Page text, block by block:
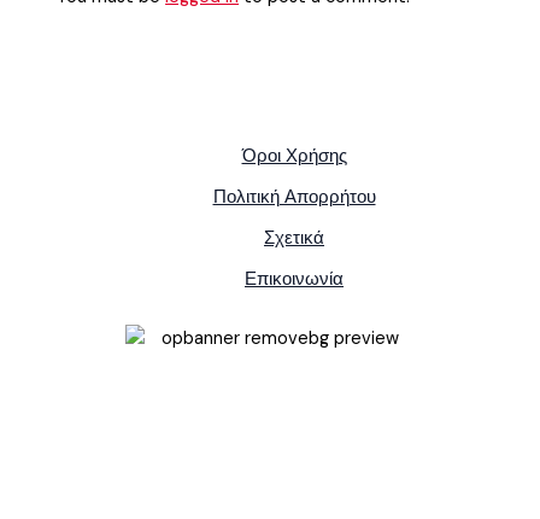
Όροι Χρήσης
Πολιτική Απορρήτου
Σχετικά
Επικοινωνία